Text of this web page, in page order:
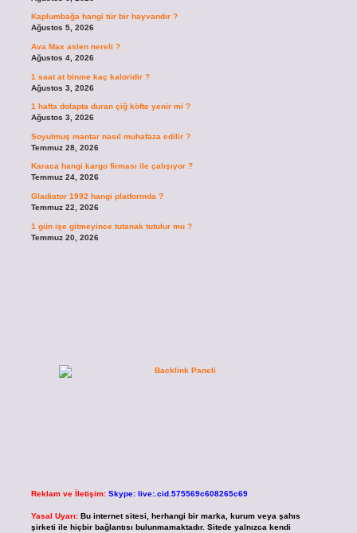
Kaplumbağa hangi tür bir hayvandır ?
Ağustos 5, 2026
Ava Max aslen nereli ?
Ağustos 4, 2026
1 saat at binme kaç kaloridir ?
Ağustos 3, 2026
1 hafta dolapta duran çiğ köfte yenir mi ?
Ağustos 3, 2026
Soyulmuş mantar nasıl muhafaza edilir ?
Temmuz 28, 2026
Karaca hangi kargo firması ile çalışıyor ?
Temmuz 24, 2026
Gladiator 1992 hangi platformda ?
Temmuz 22, 2026
1 gün işe gitmeyince tutanak tutulur mu ?
Temmuz 20, 2026
Reklam ve İletişim: Skype: live:.cid.575569c608265c69
Yasal Uyarı: Bu internet sitesi, herhangi bir marka, kurum veya şahıs
şirketi ile hiçbir bağlantısı bulunmamaktadır. Sitede yalnızca kendi